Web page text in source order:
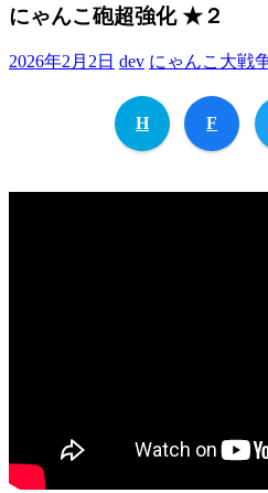
にゃんこ砲超強化 ★２
2026年2月2日 dev にゃんこ大戦
H F